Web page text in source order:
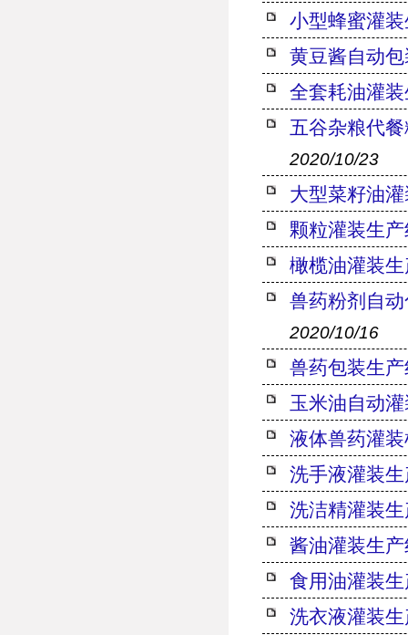
小型蜂蜜灌
黄豆酱自动
全套耗油灌
五谷杂粮代
2020/10/23
大型菜籽油
颗粒灌装生
橄榄油灌装
兽药粉剂自
2020/10/16
兽药包装生
玉米油自动
液体兽药灌
洗手液灌装
洗洁精灌装
酱油灌装生
食用油灌装
洗衣液灌装